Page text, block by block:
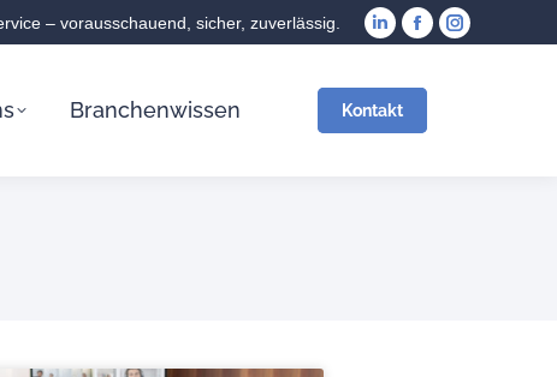
– vorausschauend, sicher, zuverlässig.
Branchenwissen Kontakt